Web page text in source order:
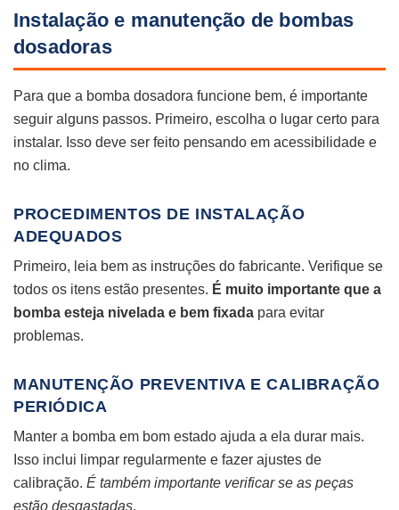
Instalação e manutenção de bombas
dosadoras
Para que a bomba dosadora funcione bem, é importante
seguir alguns passos. Primeiro, escolha o lugar certo para
instalar. Isso deve ser feito pensando em acessibilidade e
no clima.
PROCEDIMENTOS DE INSTALAÇÃO
ADEQUADOS
Primeiro, leia bem as instruções do fabricante. Verifique se
todos os itens estão presentes. É muito importante que a
bomba esteja nivelada e bem fixada para evitar
problemas.
MANUTENÇÃO PREVENTIVA E CALIBRAÇÃO
PERIÓDICA
Manter a bomba em bom estado ajuda a ela durar mais.
Isso inclui limpar regularmente e fazer ajustes de
calibração. É também importante verificar se as peças
estão desgastadas.